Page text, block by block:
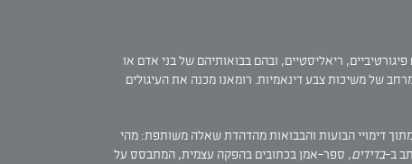
ריאליסטיים, ובהם בבואותיהם של בני אדם או
של משיכות צבע דינאמיות. רומאנו מכנה את העיגולים
דימויי הבועות והבבואות מהדהדת שאלה משותפת: מהי
ב-בדידים, ספר-אמן בכתובים בהפקה עצמית, המתבסס על